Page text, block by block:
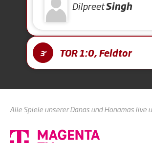
DilpreetSingh
3' TOR 1:0, Feldtor
Alle Spiele unserer Danas und Honamas live